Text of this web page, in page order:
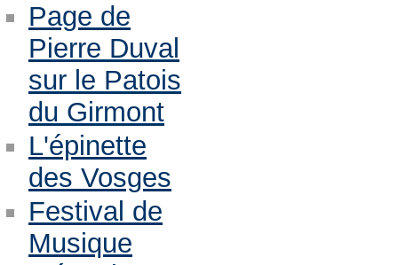
Page de
Pierre Duval
sur le Patois
du Girmont
L'épinette
des Vosges
Festival de
Musique